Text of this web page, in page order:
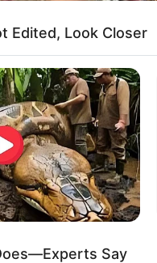
Edited, Look Closer
Say